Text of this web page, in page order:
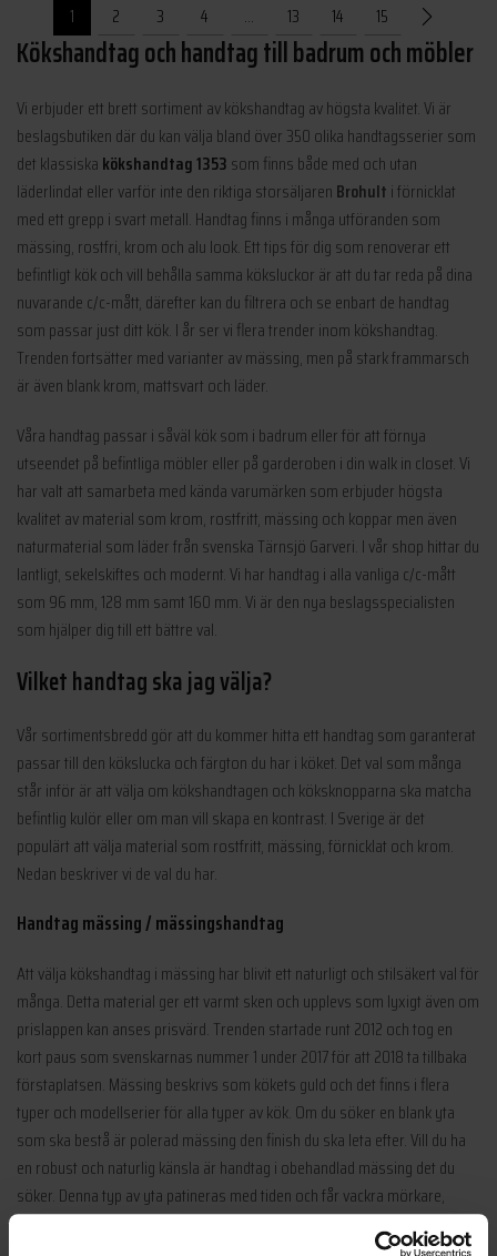
flera
varianter.
olika
alternativen
kan
väljas
på
produktsidan
1 2 3 4 … 13 14 15
Kökshandtag och handtag till badrum och möbler
Vi erbjuder ett brett sortiment av kökshandtag av högsta kvalitet. Vi är
beslagsbutiken där du kan välja bland över 350 olika handtagsserier som
det klassiska kökshandtag 1353 som finns både med och utan
läderlindat eller varför inte den riktiga storsäljaren Brohult i förnicklat
med ett grepp i svart metall. Handtag finns i många utföranden som
mässing, rostfri, krom och alu look. Ett tips för dig som renoverar ett
befintligt kök och vill behålla samma köksluckor är att du tar reda på dina
nuvarande c/c-mått, därefter kan du filtrera och se enbart de handtag
som passar just ditt kök. I år ser vi flera trender inom kökshandtag.
Trenden fortsätter med varianter av mässing, men på stark frammarsch
är även blank krom, mattsvart och läder.
Våra handtag passar i såväl kök som i badrum eller för att förnya
utseendet på befintliga möbler eller på garderoben i din walk in closet. Vi
har valt att samarbeta med kända varumärken som erbjuder högsta
kvalitet av material som krom, rostfritt, mässing och koppar men även
naturmaterial som läder från svenska Tärnsjö Garveri. I vår shop hittar du
lantligt, sekelskiftes och modernt. Vi har handtag i alla vanliga c/c-mått
som 96 mm, 128 mm samt 160 mm. Vi är den nya beslagsspecialisten
som hjälper dig till ett bättre val.
Vilket handtag ska jag välja?
Vår sortimentsbredd gör att du kommer hitta ett handtag som garanterat
passar till den kökslucka och färgton du har i köket. Det val som många
står inför är att välja om kökshandtagen och köksknopparna ska matcha
befintlig kulör eller om man vill skapa en kontrast. I Sverige är det
populärt att välja material som rostfritt, mässing, förnicklat och krom.
Nedan beskriver vi de val du har.
Handtag mässing / mässingshandtag
Att välja kökshandtag i mässing har blivit ett naturligt och stilsäkert val för
många. Detta material ger ett varmt sken och upplevs som lyxigt även om
prislappen kan anses prisvärd. Trenden startade runt 2012 och tog en
kort paus som svenskarnas nummer 1 under 2017 för att 2018 ta tillbaka
förstaplatsen. Mässing beskrivs som kökets guld och det finns i flera
typer och modellserier för alla typer av kök. Om du söker en blank yta
som ska bestå är polerad mässing den finish du ska leta efter. Vill du ha
en robust och naturlig känsla är handtag i obehandlad mässing det du
söker. Denna typ av yta patineras med tiden och får vackra mörkare,
svarta inslag som ger en rå och enligt många riktigt vacker känsla.